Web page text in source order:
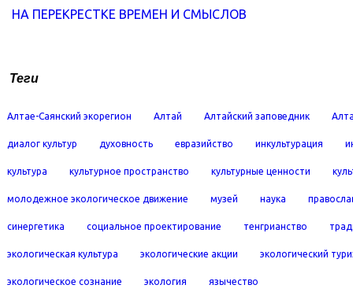
НА ПЕРЕКРЕСТКЕ ВРЕМЕН И СМЫСЛОВ
Теги
Алтае-Саянский экорегион Алтай Алтайский заповедник
диалог культур духовность евразийство инкультурация
культура культурное пространство культурные ценности
молодежное экологическое движение музей наука
синергетика социальное проектирование тенгрианство
экологическая культура экологические акции экологический
экологическое сознание экология язычество